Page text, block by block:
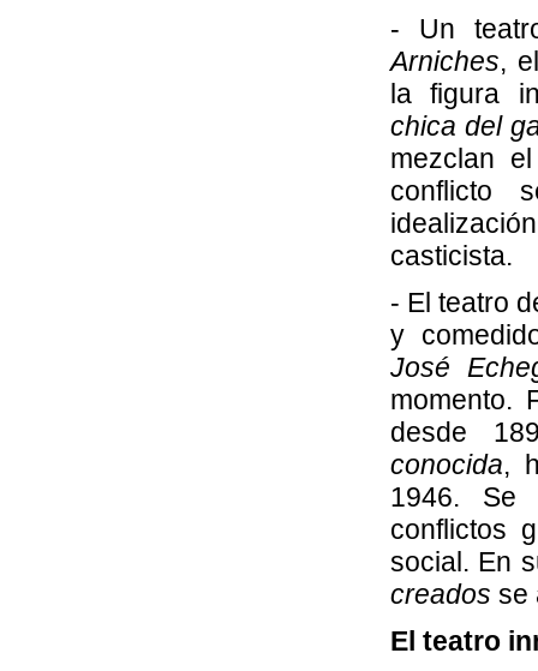
- Un
Arniches,
la figura
chica del
mezclan
conflicto
casticista.
- El teatro
y
José
momento.
desde
conocida,
1946. Se
conflictos
social. En
creados se
El teatro